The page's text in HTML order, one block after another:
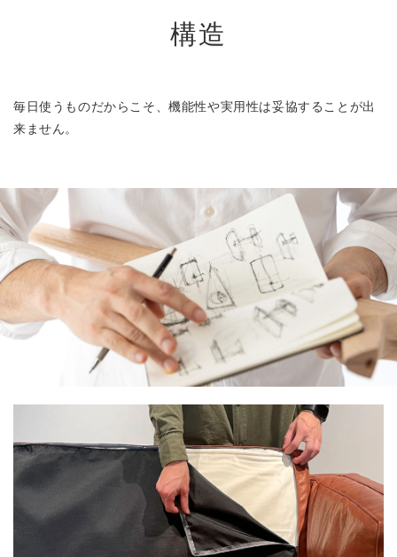
構造
毎日使うものだからこそ、機能性や実用性は妥協することが出
来ません。